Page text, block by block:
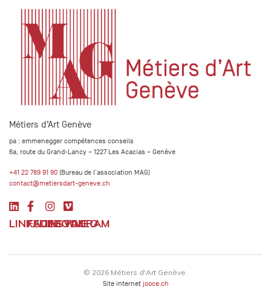
Métiers d’Art Genève
pa : emmenegger compétences conseils
6a, route du Grand-Lancy – 1227 Les Acacias – Genève
+41 22 789 91 90 (Bureau de l'association MAG)
contact@metiersdart-geneve.ch
LINKEDIN
FACEBOOK
INSTAGRAM
VIMEO
© 2026 Métiers d'Art Genève.
Site internet jooce.ch